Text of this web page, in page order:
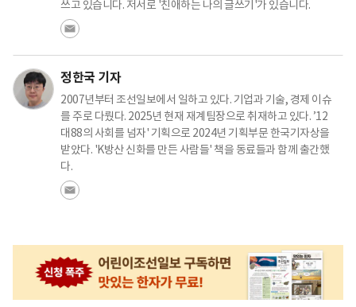
쓰고 있습니다. 저서로 '친애하는 나의 글쓰기'가 있습니다.
정한국 기자
2007년부터 조선일보에서 일하고 있다. 기업과 기술, 경제 이슈
를 주로 다뤘다. 2025년 현재 재계팀장으로 취재하고 있다. ’12
대88의 사회를 넘자' 기획으로 2024년 기획부문 한국기자상을
받았다. 'K방산 신화를 만든 사람들' 책을 동료들과 함께 출간했
다.